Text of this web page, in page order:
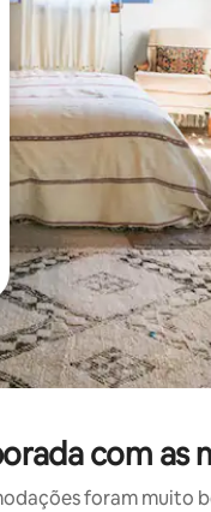
com as
foram muito